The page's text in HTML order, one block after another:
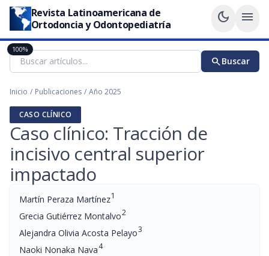
Revista Latinoamericana de
Ortodoncia y Odontopediatría
dark_mode menu
searchBuscar
Inicio / Publicaciones / Año 2025
CASO CLÍNICO
Caso clínico: Tracción de
incisivo central superior
impactado
Martín Peraza Martínez1
Grecia Gutiérrez Montalvo2
Alejandra Olivia Acosta Pelayo3
Naoki Nonaka Nava4
100%